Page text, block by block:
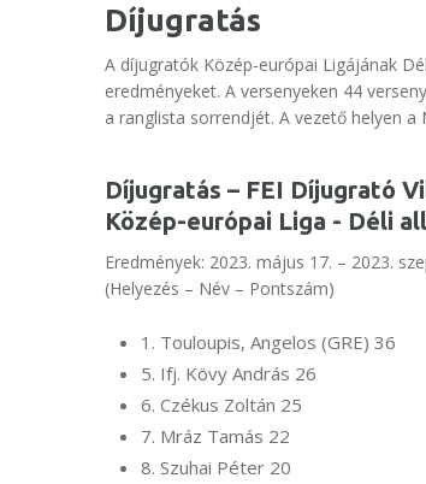
Díjugratás
A díjugratók Közép-európai Ligájának
eredményeket. A versenyeken 44
a ranglista sorrendjét. A vezető helyen
Díjugratás – FEI Díjugrató
Közép-európai Liga - Déli
Eredmények: 2023. május 17. – 2023.
(Helyezés – Név – Pontszám)
1. Touloupis, Angelos (GRE) 36
5. Ifj. Kövy András 26
6. Czékus Zoltán 25
7. Mráz Tamás 22
8. Szuhai Péter 20